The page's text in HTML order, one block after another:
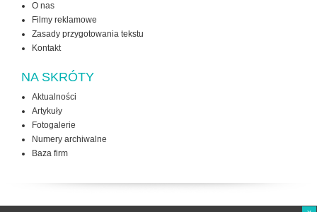
O nas
Filmy reklamowe
Zasady przygotowania tekstu
Kontakt
NA SKRÓTY
Aktualności
Artykuły
Fotogalerie
Numery archiwalne
Baza firm